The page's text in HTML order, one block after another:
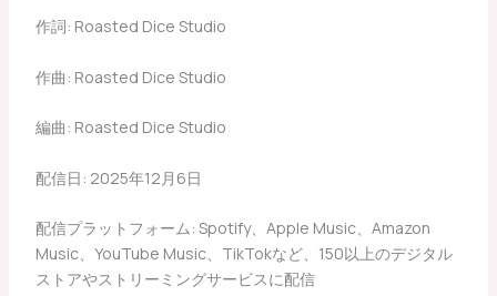
作詞: Roasted Dice Studio
作曲: Roasted Dice Studio
編曲: Roasted Dice Studio
配信日: 2025年12月6日
配信プラットフォーム: Spotify、Apple Music、Amazon
Music、YouTube Music、TikTokなど、150以上のデジタル
ストアやストリーミングサービスに配信